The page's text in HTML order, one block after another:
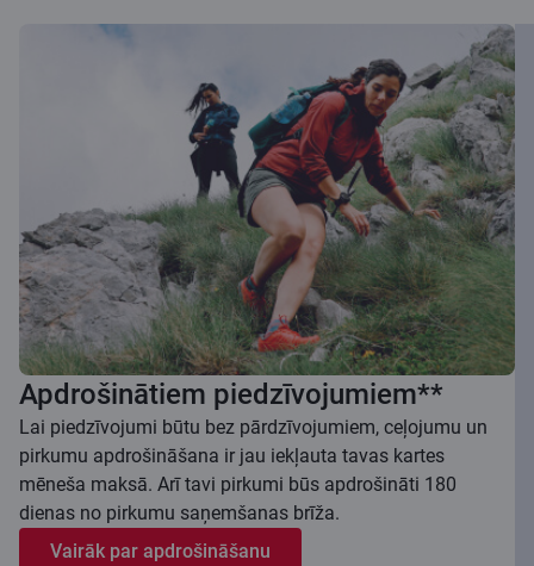
Apdrošinātiem piedzīvojumiem**
Lai piedzīvojumi būtu bez pārdzīvojumiem, ceļojumu un
pirkumu apdrošināšana ir jau iekļauta tavas kartes
mēneša maksā. Arī tavi pirkumi būs apdrošināti 180
dienas no pirkumu saņemšanas brīža.
Vairāk par apdrošināšanu